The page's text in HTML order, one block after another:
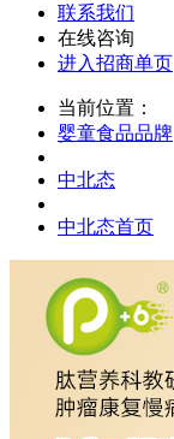
联系我们
在线咨询
进入招商单页
当前位置：
婴童食品品牌
中北态
中北态首页